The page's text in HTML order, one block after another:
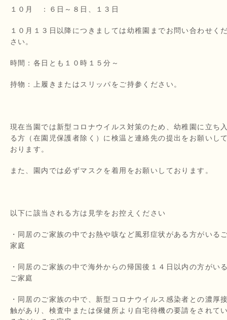
１０月 ：６日～８日、１３日
１０月１３日以降につきましては幼稚園までお問い合わせく
さい。
時間：各日とも１０時１５分～
持物：上履きまたはスリッパをご持参ください。
現在当園では新型コロナウイルス対策のため、幼稚園に立ち
る方（在園児保護者除く）に検温と連絡先の提出をお願いし
おります。
また、園内では必ずマスクを着用をお願いしております。
以下に該当される方は見学をお控えください
・同居のご家族の中でお熱や咳など風邪症状がある方がいる
家庭
・同居のご家族の中で海外からの帰国後１４日以内の方がい
ご家庭
・同居のご家族の中で、新型コロナウイルス感染者との濃厚
触があり、検査中または保健所より自宅待機の要請をされて